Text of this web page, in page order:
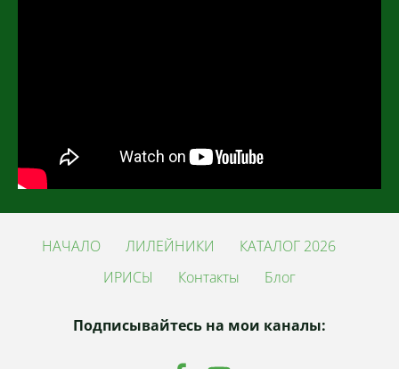
НАЧАЛО ЛИЛЕЙНИКИ
КАТАЛОГ 2026
ИРИСЫ
Контакты Блог
Подписывайтесь на мои каналы: